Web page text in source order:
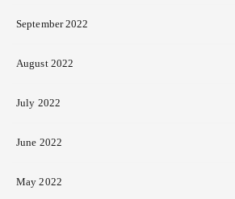
September 2022
August 2022
July 2022
June 2022
May 2022